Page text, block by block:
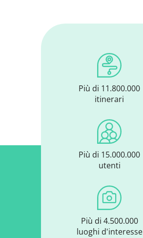
Più di 11.800.000
itinerari
Più di 15.000.000
utenti
Più di 4.500.000
luoghi d'interesse